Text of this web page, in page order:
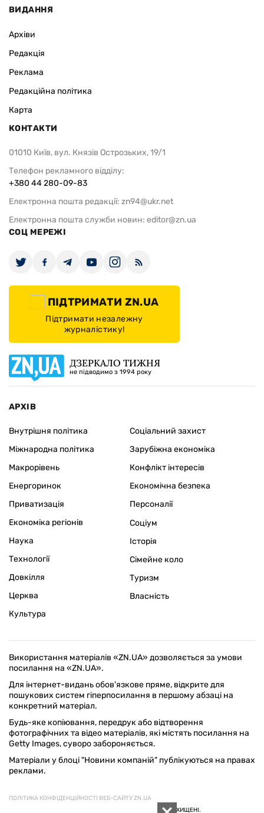
ВИДАННЯ
Архіви
Редакція
Реклама
Редакційна політика
Карта
КОНТАКТИ
01010 Київ, вул. Князів Острозьких, 19/1
Телефон рекламного відділу:
+380 44 280-09-83
Електронна пошта редакції: zn94@ukr.net
Електронна пошта служби новин: editor@zn.ua
СОЦ МЕРЕЖІ
ПІДТРИМАТИ ZN.UA
Підтримати незалежну
журналістику!
ДЗЕРКАЛО ТИЖНЯ
не підводимо з 1994 року
АРХІВ
Внутрішня політика
Міжнародна політика
Макрорівень
Енергоринок
Приватизація
Економіка регіонів
Соціальний захист
Зарубіжна економіка
Конфлікт інтересів
Економічна безпека
Персоналії
Наука
Технології
Довкілля
Церква
Культура
Соціум
Історія
Сімейне коло
Туризм
Власність
Використання матеріалів «ZN.UA» дозволяється за умови
посилання на «ZN.UA».
Для інтернет-видань обов'язкове пряме, відкрите для
пошукових систем гіперпосилання в першому абзаці на
конкретний матеріал.
Будь-яке копіювання, передрук або відтворення
фотографічних та відео матеріалів, які містять посилання на
Getty Images, суворо забороняється.
Матеріали у блоці "Новини компаній" публікуються на правах
реклами.
ПОЛІТИКА КОНФІДЕНЦІЙНОСТІ ВЕБ-САЙТУ ZN.UA
© 1994–2026 «ДЗЕРКАЛО ТИЖНЯ. УКРАЇНА».УСІ ПРАВА ЗАХИЩЕНІ.